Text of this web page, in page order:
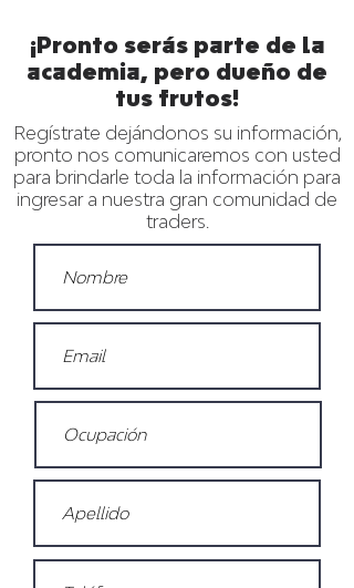
¡Pronto serás parte de la
academia, pero dueño de
tus frutos!
Regístrate dejándonos su información,
pronto nos comunicaremos con usted
para brindarle toda la información para
ingresar a nuestra gran comunidad de
traders.